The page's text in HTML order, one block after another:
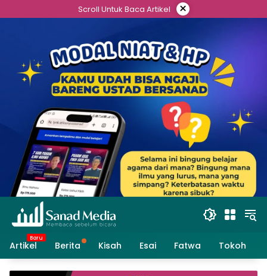
to
Scroll Untuk Baca Artikel ×
Artikel Berita Kisah Esai Fatwa Tokoh